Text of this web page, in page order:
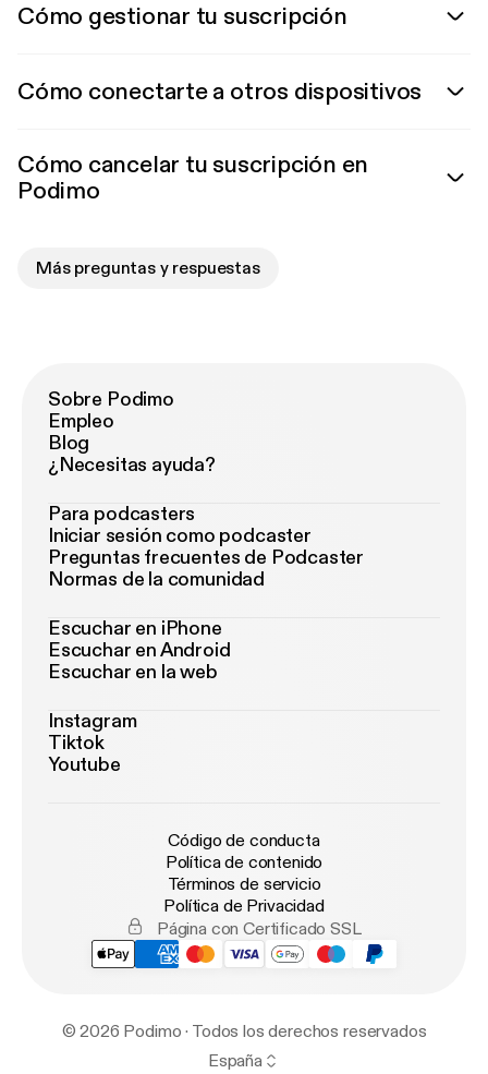
Cómo gestionar tu suscripción
Cómo conectarte a otros dispositivos
Cómo cancelar tu suscripción en
Podimo
Más preguntas y respuestas
Sobre Podimo
Empleo
Blog
¿Necesitas ayuda?
Para podcasters
Iniciar sesión como podcaster
Preguntas frecuentes de Podcaster
Normas de la comunidad
Escuchar en iPhone
Escuchar en Android
Escuchar en la web
Instagram
Tiktok
Youtube
Código de conducta
Política de contenido
Términos de servicio
Política de Privacidad
Página con Certificado SSL
© 2026 Podimo · Todos los derechos reservados
España